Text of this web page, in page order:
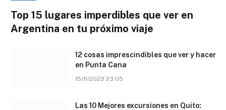
Top 15 lugares imperdibles que ver en
Argentina en tu próximo viaje
12 cosas imprescindibles que ver y hacer
en Punta Cana
15/11/2023 23:05
Las 10 Mejores excursiones en Quito: